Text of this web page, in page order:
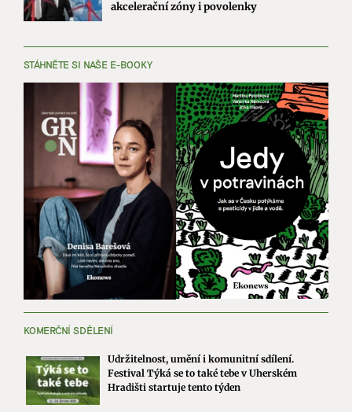
akcelerační zóny i povolenky
STÁHNĚTE SI NAŠE E-BOOKY
KOMERČNÍ SDĚLENÍ
Udržitelnost, umění i komunitní sdílení.
Festival Týká se to také tebe v Uherském
Hradišti startuje tento týden